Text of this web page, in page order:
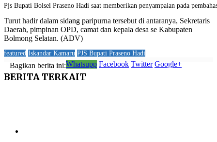
Pjs Bupati Bolsel Praseno Hadi saat memberikan penyampaian pada
Turut hadir dalam sidang paripurna tersebut di antaranya, Sekretaris
Daerah, pimpinan OPD, camat dan kepala desa se Kabupaten
Bolmong Selatan. (ADV)
featured Iskandar Kamaru PJS Bupati Praseno Hadi
Bagikan berita ini:Whatsupp Facebook Twitter Google+
BERITA TERKAIT